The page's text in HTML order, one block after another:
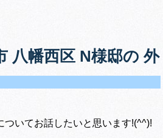
八幡西区 N様邸の 外
ついてお話したいと思います!(^^)!